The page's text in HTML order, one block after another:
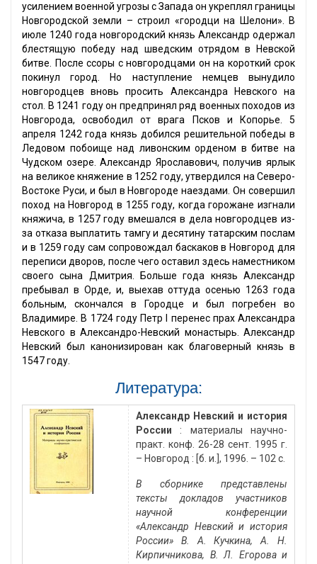
усилением военной угрозы с Запада он укреплял границы
Новгородской земли – строил «городци на Шелони». В
июле 1240 года новгородский князь Александр одержал
блестящую победу над шведским отрядом в Невской
битве. После ссоры с новгородцами он на короткий срок
покинул город. Но наступление немцев вынудило
новгородцев вновь просить Александра Невского на
стол. В 1241 году он предпринял ряд военных походов из
Новгорода, освободил от врага Псков и Копорье. 5
апреля 1242 года князь добился решительной победы в
Ледовом побоище над ливонским орденом в битве на
Чудском озере. Александр Ярославович, получив ярлык
на великое княжение в 1252 году, утвердился на Северо-
Востоке Руси, и был в Новгороде наездами. Он совершил
поход на Новгород в 1255 году, когда горожане изгнали
княжича, в 1257 году вмешался в дела новгородцев из-
за отказа выплатить тамгу и десятину татарским послам
и в 1259 году сам сопровождал баскаков в Новгород для
переписи дворов, после чего оставил здесь наместником
своего сына Дмитрия. Больше года князь Александр
пребывал в Орде, и, выехав оттуда осенью 1263 года
больным, скончался в Городце и был погребен во
Владимире. В 1724 году Петр I перенес прах Александра
Невского в Александро-Невский монастырь. Александр
Невский был канонизирован как благоверный князь в
1547 году.
Литература:
Александр Невский и история
России : материалы научно-
практ. конф. 26-28 сент. 1995 г.
– Новгород : [б. и.], 1996. – 102 с.
В сборнике представлены
тексты докладов участников
научной конференции
«Александр Невский и история
России» В. А. Кучкина, А. Н.
Кирпичникова, В. Л. Егорова и